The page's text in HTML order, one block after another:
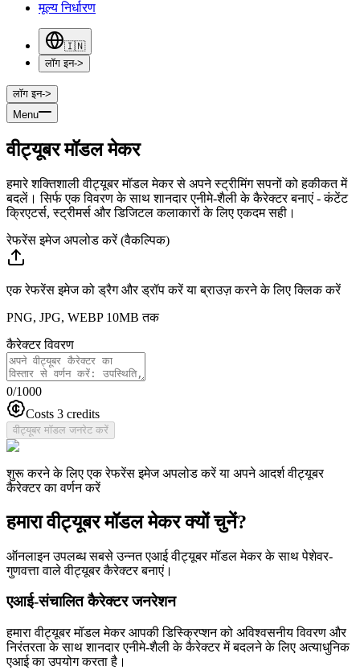
मूल्य निर्धारण
🇮🇳
लॉग इन->
लॉग इन->
Menu
वीट्यूबर मॉडल मेकर
हमारे शक्तिशाली वीट्यूबर मॉडल मेकर से अपने स्ट्रीमिंग सपनों को हकीकत में
बदलें। सिर्फ एक विवरण के साथ शानदार एनीमे-शैली के कैरेक्टर बनाएं - कंटेंट
क्रिएटर्स, स्ट्रीमर्स और डिजिटल कलाकारों के लिए एकदम सही।
रेफरेंस इमेज अपलोड करें (वैकल्पिक)
एक रेफरेंस इमेज को ड्रैग और ड्रॉप करें या ब्राउज़ करने के लिए क्लिक करें
PNG, JPG, WEBP 10MB तक
कैरेक्टर विवरण
0/1000
Costs 3 credits
वीट्यूबर मॉडल जनरेट करें
शुरू करने के लिए एक रेफरेंस इमेज अपलोड करें या अपने आदर्श वीट्यूबर
कैरेक्टर का वर्णन करें
हमारा वीट्यूबर मॉडल मेकर क्यों चुनें?
ऑनलाइन उपलब्ध सबसे उन्नत एआई वीट्यूबर मॉडल मेकर के साथ पेशेवर-
गुणवत्ता वाले वीट्यूबर कैरेक्टर बनाएं।
एआई-संचालित कैरेक्टर जनरेशन
हमारा वीट्यूबर मॉडल मेकर आपकी डिस्क्रिप्शन को अविश्वसनीय विवरण और
निरंतरता के साथ शानदार एनीमे-शैली के कैरेक्टर में बदलने के लिए अत्याधुनिक
एआई का उपयोग करता है।